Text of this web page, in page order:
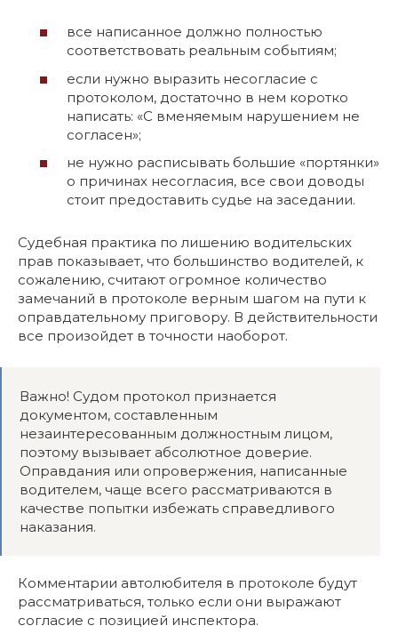
все написанное должно полностью
соответствовать реальным событиям;
если нужно выразить несогласие с
протоколом, достаточно в нем коротко
написать: «С вменяемым нарушением не
согласен»;
не нужно расписывать большие «портянки»
о причинах несогласия, все свои доводы
стоит предоставить судье на заседании.
Судебная практика по лишению водительских
прав показывает, что большинство водителей, к
сожалению, считают огромное количество
замечаний в протоколе верным шагом на пути к
оправдательному приговору. В действительности
все произойдет в точности наоборот.
Важно! Судом протокол признается
документом, составленным
незаинтересованным должностным лицом,
поэтому вызывает абсолютное доверие.
Оправдания или опровержения, написанные
водителем, чаще всего рассматриваются в
качестве попытки избежать справедливого
наказания.
Комментарии автолюбителя в протоколе будут
рассматриваться, только если они выражают
согласие с позицией инспектора.